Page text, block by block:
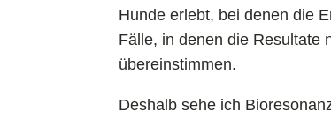
Hunde erlebt, bei denen die
Fälle, in denen die Resultate
übereinstimmen.
Deshalb sehe ich